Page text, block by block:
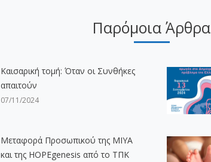
Παρόμοια Άρθρα
Καισαρική τομή: Όταν οι Συνθήκες
απαιτούν
07/11/2024
Μεταφορά Προσωπικού της ΜΙΥΑ
και της HOPEgenesis από το ΤΠΚ